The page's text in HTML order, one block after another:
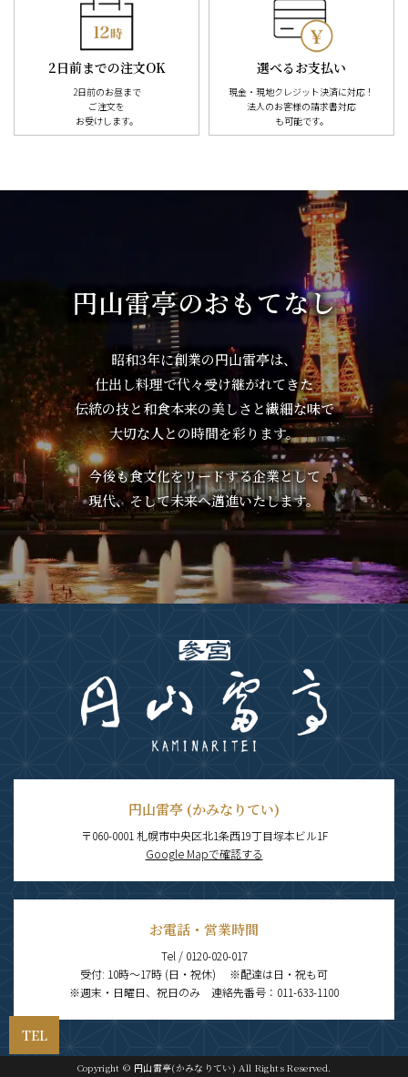
2日前までの注文OK
2日前のお昼まで
ご注文を
お受けします。
選べるお支払い
現金・現地クレジット決済に対応！
法人のお客様の請求書対応
も可能です。
円山雷亭のおもてなし
昭和3年に創業の円山雷亭は、
仕出し料理で代々受け継がれてきた
伝統の技と和食本来の美しさと繊細な味で
大切な人との時間を彩ります。
今後も食文化をリードする企業として
現代、そして未来へ邁進いたします。
円山雷亭 (かみなりてい)
〒060-0001 札幌市中央区北1条西19丁目塚本ビル1F
Google Mapで確認する
お電話・営業時間
Tel / 0120-020-017
受付: 10時～17時 (日・祝休) ※配達は日・祝も可
※週末・日曜日、祝日のみ 連絡先番号：011-633-1100
Copyright © 円山雷亭(かみなりてい) All Rights Reserved.
TEL